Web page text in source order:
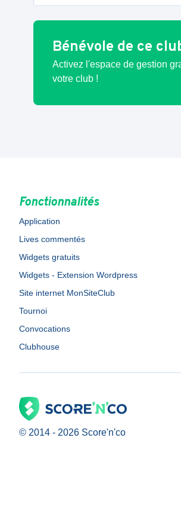
Bénévole de ce
Activez l'espace de gestion
votre club !
Fonctionnalités
Application
Lives commentés
Widgets gratuits
Widgets - Extension Wordpress
Site internet MonSiteClub
Tournoi
Convocations
Clubhouse
© 2014 - 2026 Score'n'co